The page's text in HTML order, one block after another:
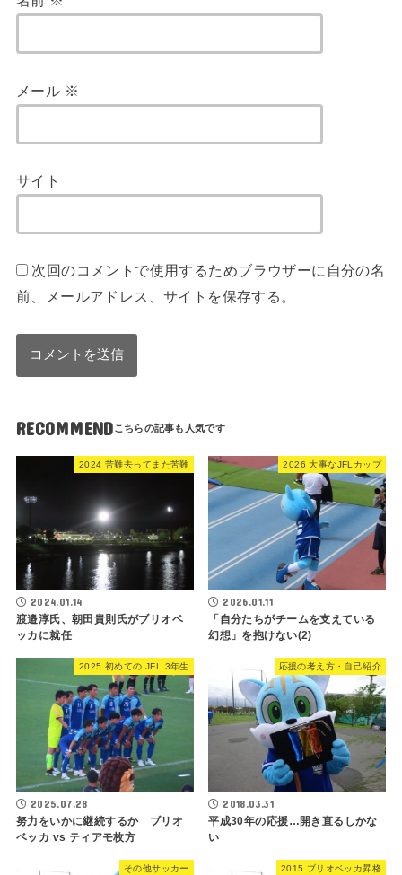
メール ※
サイト
次回のコメントで使用するためブラウザーに自分の名
前、メールアドレス、サイトを保存する。
RECOMMEND
2024 苦難去ってまた苦難
2024.01.14
渡邉淳氏、朝田貴則氏がブリオベ
ッカに就任
2026 大事なJFLカップ
2026.01.11
「自分たちがチームを支えている
幻想」を抱けない(2)
2025 初めての JFL 3年生
2025.07.28
努力をいかに継続するか ブリオ
ベッカ vs ティアモ枚方
応援の考え方・自己紹介
2018.03.31
平成30年の応援…開き直るしかな
い
その他サッカー 2015 ブリオベッカ昇格